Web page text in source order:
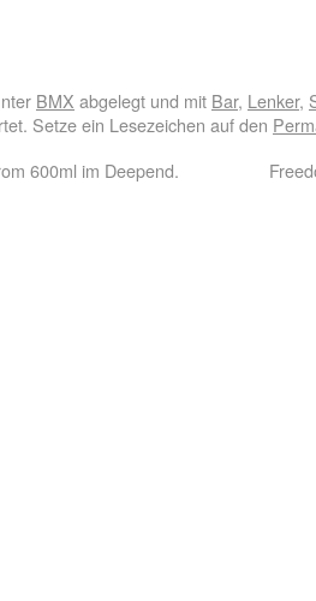
BMX abgelegt und mit Bar, Lenker,
Setze ein Lesezeichen auf den
600ml im Deepend.